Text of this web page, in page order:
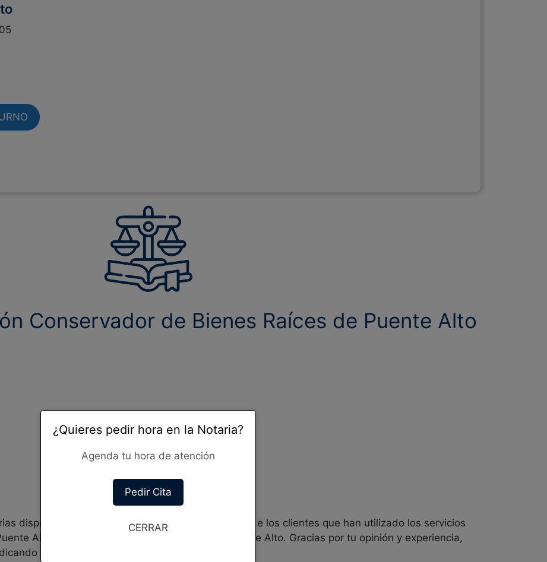
Conservador de Bienes Raíces de Puente Alto
disponer de la valoración y opinión de cada uno de los clientes que han utilizado los servicios
Alto y Archivero Sergio Yaber Lozano en
Puente Alto. Gracias por tu opinión y experiencia,
tu valoración con las estrellas.
¿Quieres pedir hora en la Notaria?
Agenda tu hora de atención
Pedir Cita
CERRAR